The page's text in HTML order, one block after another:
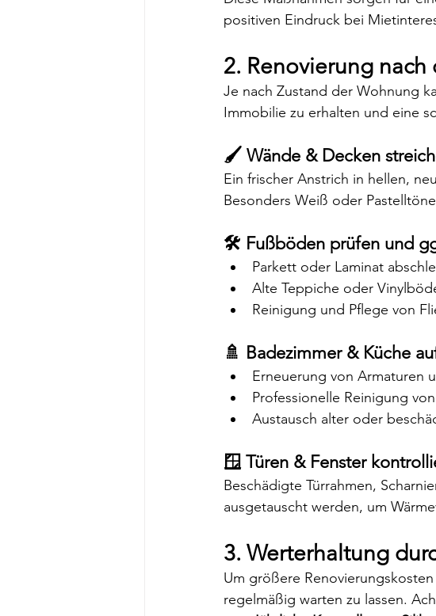
positiven Eindruck bei
2. Renovierung nach
Je nach Zustand der Wohnung
Immobilie zu erhalten und eine
🖌 Wände & Decken
Ein frischer Anstrich in hellen,
Besonders Weiß oder
🛠 Fußböden prüfen und
Parkett oder Laminat
Alte Teppiche oder
Reinigung und Pflege von
🚿 Badezimmer & Küche
Erneuerung von Armaturen
Professionelle Reinigung
Austausch alter oder
🪟 Türen & Fenster
Beschädigte Türrahmen,
ausgetauscht werden, um
3. Werterhaltung
Um größere
regelmäßig warten zu lassen.